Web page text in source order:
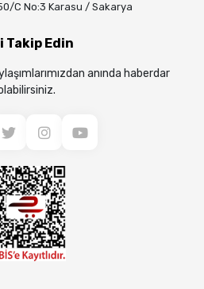
C No:3 Karasu / Sakarya
Takip Edin
anında haberdar